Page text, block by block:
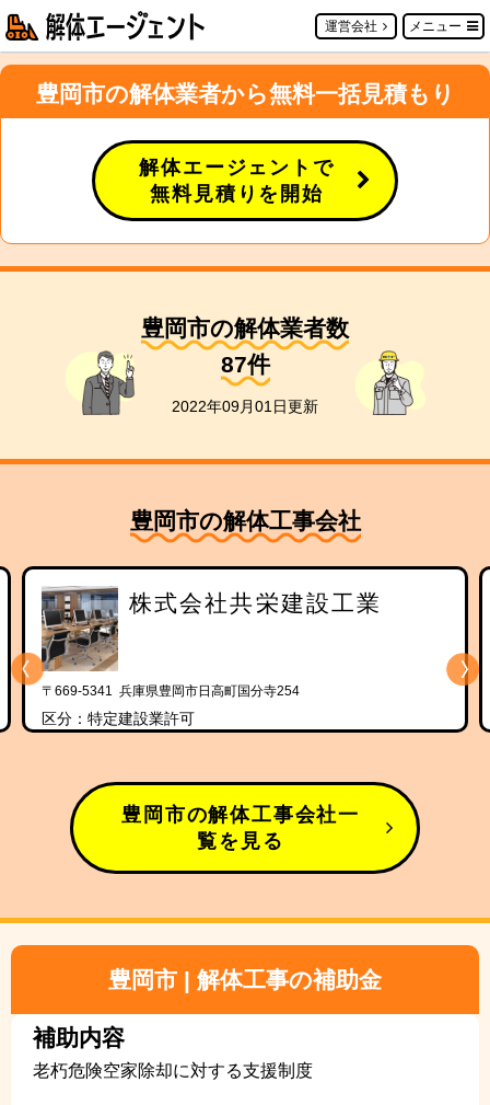
運営会社 メニュー
豊岡市の解体業者から無料一括見積もり
解体エージェントで
無料見積りを開始
豊岡市の解体業者数
87件
2022年09月01日更新
豊岡市の解体工事会社
株式会社共栄建設工業
〒669-5341 兵庫県豊岡市日高町国分寺254
区分：特定建設業許可
豊岡市の解体工事会社一
覧を見る
豊岡市 | 解体工事の補助金
補助内容
老朽危険空家除却に対する支援制度